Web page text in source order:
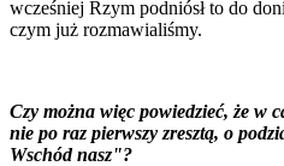
wcześniej Rzym podniósł to do
czym już rozmawialiśmy.
Czy można więc powiedzieć, że w
nie po raz pierwszy zresztą, o
Wschód nasz"?